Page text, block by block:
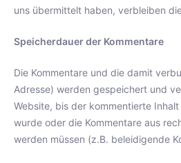
uns übermittelt haben, verbleiben
Speicherdauer der Kommentare
Die Kommentare und die damit
Adresse) werden gespeichert und
Website, bis der kommentierte
wurde oder die Kommentare aus
werden müssen (z.B. beleidigende